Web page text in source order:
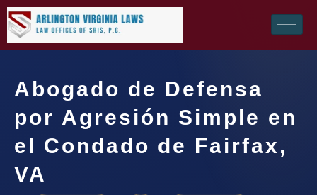
Abogado de Defensa
por Agresión Simple en
el Condado de Fairfax,
VA